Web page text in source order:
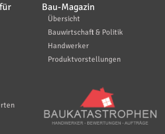
Bau-Magazin
Übersicht
Bauwirtschaft & Politik
Handwerker
Produktvorstellungen